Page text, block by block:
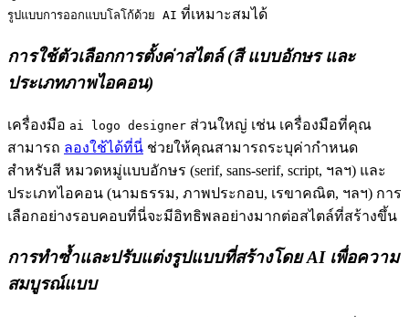
รูปแบบการออกแบบโลโก้ด้วย AI ที่เหมาะสมได้
การใช้ตัวเลือกการตั้งค่าสไตล์ (สี แบบอักษร และ
ประเภทภาพไอคอน)
เครื่องมือ ai logo designer ส่วนใหญ่ เช่น เครื่องมือที่คุณ
สามารถ ลองใช้ได้ที่นี่ ช่วยให้คุณสามารถระบุค่ากำหนด
สำหรับสี หมวดหมู่แบบอักษร (serif, sans-serif, script, ฯลฯ) และ
ประเภทไอคอน (นามธรรม, ภาพประกอบ, เรขาคณิต, ฯลฯ) การ
เลือกอย่างรอบคอบที่นี่จะมีอิทธิพลอย่างมากต่อสไตล์ที่สร้างขึ้น
การทำซ้ำและปรับแต่งรูปแบบที่สร้างโดย AI เพื่อความ
สมบูรณ์แบบ